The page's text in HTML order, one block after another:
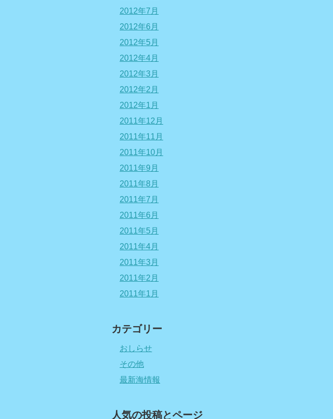
2012年7月
2012年6月
2012年5月
2012年4月
2012年3月
2012年2月
2012年1月
2011年12月
2011年11月
2011年10月
2011年9月
2011年8月
2011年7月
2011年6月
2011年5月
2011年4月
2011年3月
2011年2月
2011年1月
カテゴリー
おしらせ
その他
最新海情報
人気の投稿とページ